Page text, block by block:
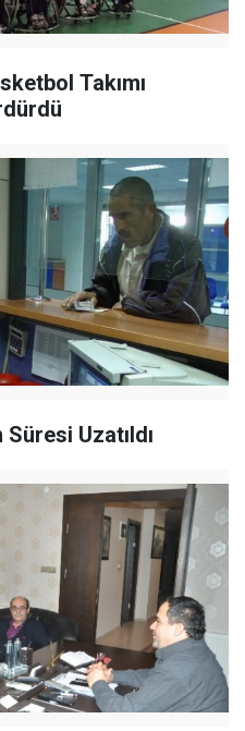
Takımı
Süresi Uzatıldı